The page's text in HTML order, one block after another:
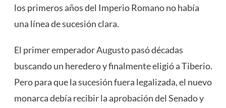
los primeros años del Imperio Romano no había
una línea de sucesión clara.
El primer emperadorAugustopasó décadas
buscando un heredero y finalmente eligió a Tiberio.
Pero para que la sucesión fuera legalizada, el nuevo
monarca debía recibir la aprobación del Senado y